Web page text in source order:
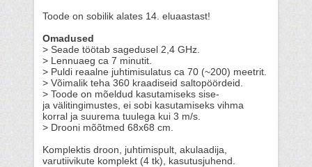
Toode on sobilik alates 14. eluaastast!
Omadused
> Seade töötab sagedusel 2,4 GHz.
> Lennuaeg ca 7 minutit.
> Puldi reaalne juhtimisulatus ca 70 (~200) meetrit.
> Võimalik teha 360 kraadiseid saltopöördeid.
> Toode on mõeldud kasutamiseks sise-
ja välitingimustes, ei sobi kasutamiseks vihma
korral ja suurema tuulega kui 3 m/s.
> Drooni mõõtmed 68x68 cm.
Komplektis droon, juhtimispult, akulaadija,
varutiivikute komplekt (4 tk), kasutusjuhend.